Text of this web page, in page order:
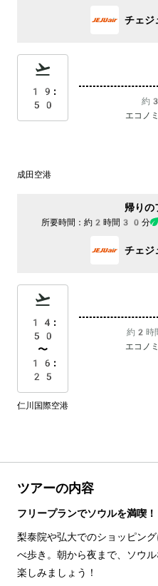
チェジ
19:
50
約
エコノ
成田空港
帰りの
所要時間： 約2時間30分
チェジ
14:
50
〜
16:
25
約2
エコノ
仁川国際空港
ツアーの内容
フリープランでソウルを満喫！
梨泰院や弘大でのショッピン
べ歩き。朝から夜まで、ソウ
楽しみましょう！